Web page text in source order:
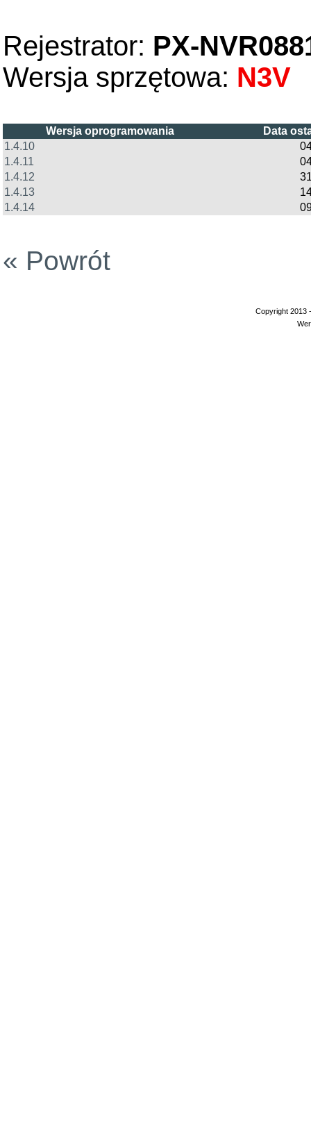
Rejestrator: PX-
Wersja sprzętowa: N3V
Wersja oprogramowania
Data
1.4.10
1.4.11
1.4.12
1.4.13
1.4.14
« Powrót
Copyright 2013